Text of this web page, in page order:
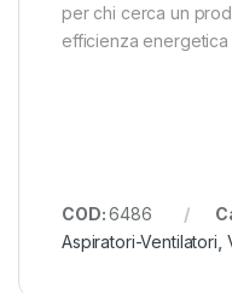
per chi cerca un
efficienza energetica
COD:6486
Aspiratori-Ventilatori